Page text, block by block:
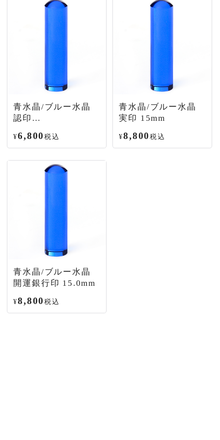
青水晶/ブルー水晶
認印
¥6,800税込
青水晶/ブルー水晶
実印 15mm
¥8,800税込
青水晶/ブルー水晶
開運銀行印 15.0mm
¥8,800税込